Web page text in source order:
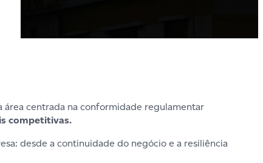
área centrada na conformidade regulamentar
competitivas.
desde a continuidade do negócio e a resiliência